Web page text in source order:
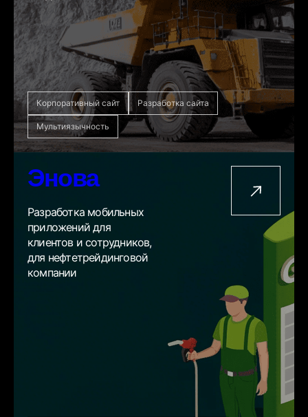
Корпоративный сайт Разработка сайта
Мультиязычность
Энова
Разработка мобильных
приложений для
клиентов и сотрудников,
для нефтетрейдинговой
компании